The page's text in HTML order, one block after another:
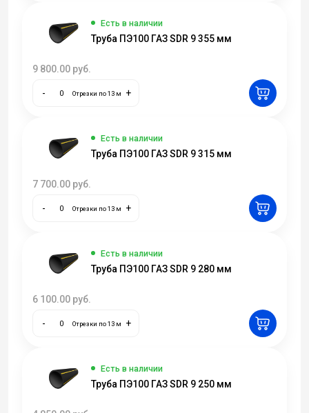
Есть в наличии
Труба ПЭ100 ГАЗ SDR 9 355 мм
9 800.00 руб.
- Отрезки по 13 м +
Есть в наличии
Труба ПЭ100 ГАЗ SDR 9 315 мм
7 700.00 руб.
- Отрезки по 13 м +
Есть в наличии
Труба ПЭ100 ГАЗ SDR 9 280 мм
6 100.00 руб.
- Отрезки по 13 м +
Есть в наличии
Труба ПЭ100 ГАЗ SDR 9 250 мм